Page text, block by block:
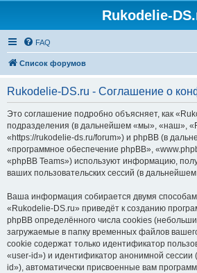
Rukodelie-
FAQ
Список форумов
Rukodelie-DS.ru - Соглашение о
Это соглашение подробно объясняет, как
подразделения (в дальнейшем «мы», «наш»,
«https://rukodelie-ds.ru/forum») и phpBB (в
«программное обеспечение phpBB»,
«phpBB Teams») используют информацию,
ваших пользовательских сессий (в
Ваша информация собирается двумя
«Rukodelie-DS.ru» приведёт к созданию
phpBB определённого числа cookies
загружаемые в папку временных файлов
cookie содержат только идентификатор
«user-id») и идентификатор анонимной
id»), автоматически присвоенные вам